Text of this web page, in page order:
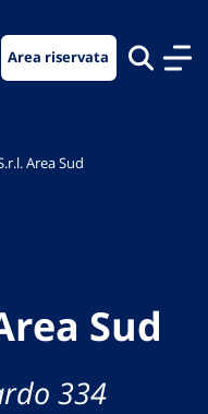
Area riservata
Area Sud
Sud
334